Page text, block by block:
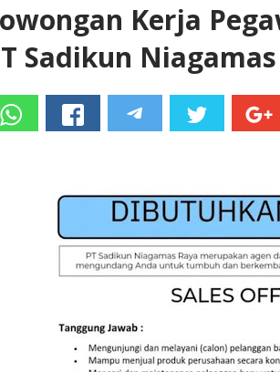
Kerja
Sadikun